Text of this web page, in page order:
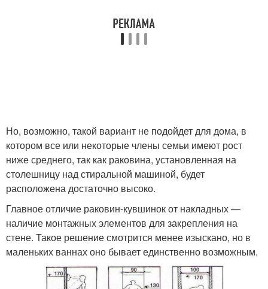
Но, возможно, такой вариант не подойдет для дома, в
котором все или некоторые члены семьи имеют рост
ниже среднего, так как раковина, установленная на
столешницу над стиральной машиной, будет
расположена достаточно высоко.
Главное отличие раковин-кувшинок от накладных —
наличие монтажных элементов для закрепления на
стене. Такое решение смотрится менее изыскано, но в
маленьких ваннах оно бывает единственно возможным.